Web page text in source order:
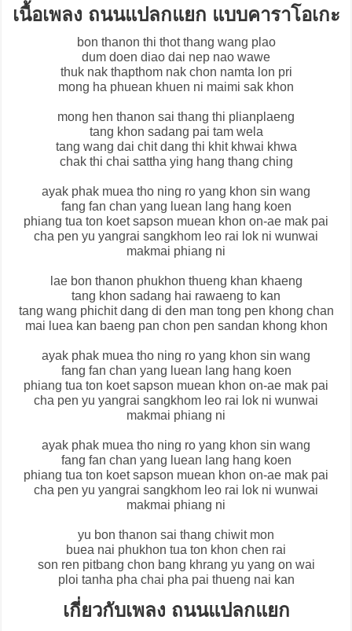
เนื้อเพลง ถนนแปลกแยก แบบคาราโอเกะ
bon thanon thi thot thang wang plao
dum doen diao dai nep nao wawe
thuk nak thapthom nak chon namta lon pri
mong ha phuean khuen ni maimi sak khon
mong hen thanon sai thang thi plianplaeng
tang khon sadang pai tam wela
tang wang dai chit dang thi khit khwai khwa
chak thi chai sattha ying hang thang ching
ayak phak muea tho ning ro yang khon sin wang
fang fan chan yang luean lang hang koen
phiang tua ton koet sapson muean khon on-ae mak pai
cha pen yu yangrai sangkhom leo rai lok ni wunwai
makmai phiang ni
lae bon thanon phukhon thueng khan khaeng
tang khon sadang hai rawaeng to kan
tang wang phichit dang di den man tong pen khong chan
mai luea kan baeng pan chon pen sandan khong khon
ayak phak muea tho ning ro yang khon sin wang
fang fan chan yang luean lang hang koen
phiang tua ton koet sapson muean khon on-ae mak pai
cha pen yu yangrai sangkhom leo rai lok ni wunwai
makmai phiang ni
ayak phak muea tho ning ro yang khon sin wang
fang fan chan yang luean lang hang koen
phiang tua ton koet sapson muean khon on-ae mak pai
cha pen yu yangrai sangkhom leo rai lok ni wunwai
makmai phiang ni
yu bon thanon sai thang chiwit mon
buea nai phukhon tua ton khon chen rai
son ren pitbang chon bang khrang yu yang on wai
ploi tanha pha chai pha pai thueng nai kan
เกี่ยวกับเพลง ถนนแปลกแยก